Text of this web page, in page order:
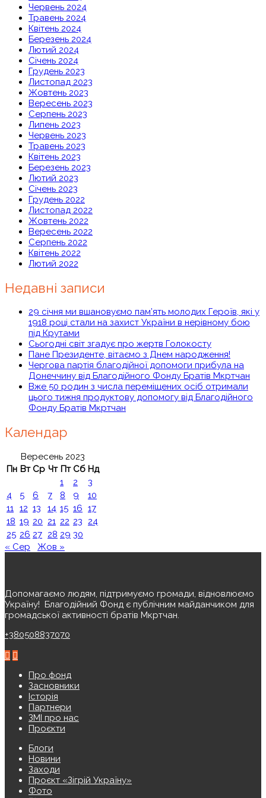
Червень 2024
Травень 2024
Квітень 2024
Березень 2024
Лютий 2024
Січень 2024
Грудень 2023
Листопад 2023
Жовтень 2023
Вересень 2023
Серпень 2023
Липень 2023
Червень 2023
Травень 2023
Квітень 2023
Березень 2023
Лютий 2023
Січень 2023
Грудень 2022
Листопад 2022
Жовтень 2022
Вересень 2022
Серпень 2022
Квітень 2022
Лютий 2022
Недавні записи
29 січня ми вшановуємо пам’ять молодих Героїв, які у
1918 році стали на захист України в нерівному бою
під Крутами
Сьогодні світ згадує про жертв Голокосту
Пане Президенте, вітаємо з Днем народження!
Чергова партія благодійної допомоги прибула на
Донеччину від Благодійного Фонду Братів Мкртчан
Вже 50 родин з числа переміщених осіб отримали
цього тижня продуктову допомогу від Благодійного
Фонду Братів Мкртчан
Календар
Вересень 2023
Пн Вт Ср Чт Пт Сб Нд
1
2
3
4
5 6 7 8 9
10
11 12 13 14 15 16 17
18 19 20 21 22 23
24
25 26 27 28 29 30
« Сер
Жов »
Допомагаємо людям, підтримуємо громади, відновлюємо
Україну! ️ Благодійний Фонд є публічним майданчиком для
громадської активності братів Мкртчан.
+380508837070
Про фонд
Засновники
Історія
Партнери
ЗМІ про нас
Проєкти
Блоги
Новини
Заходи
Проєкт «Зігрій Україну»
Фото